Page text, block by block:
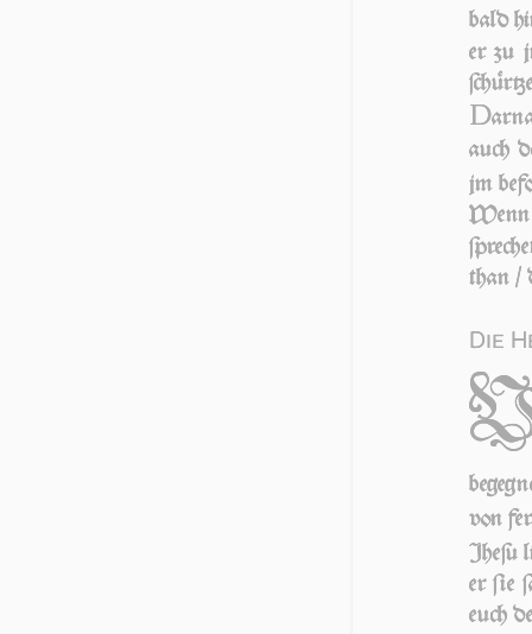
bald
er zu
D
auch
jm
Wenn
than /
Die
von
er ſie
euch